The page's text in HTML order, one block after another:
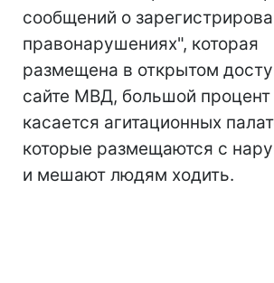
сообщений о
правонарушениях", которая
размещена в открытом
сайте МВД, большой
касается агитационных
которые размещаются с
и мешают людям ходить.